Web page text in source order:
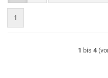
1
1 bis 4